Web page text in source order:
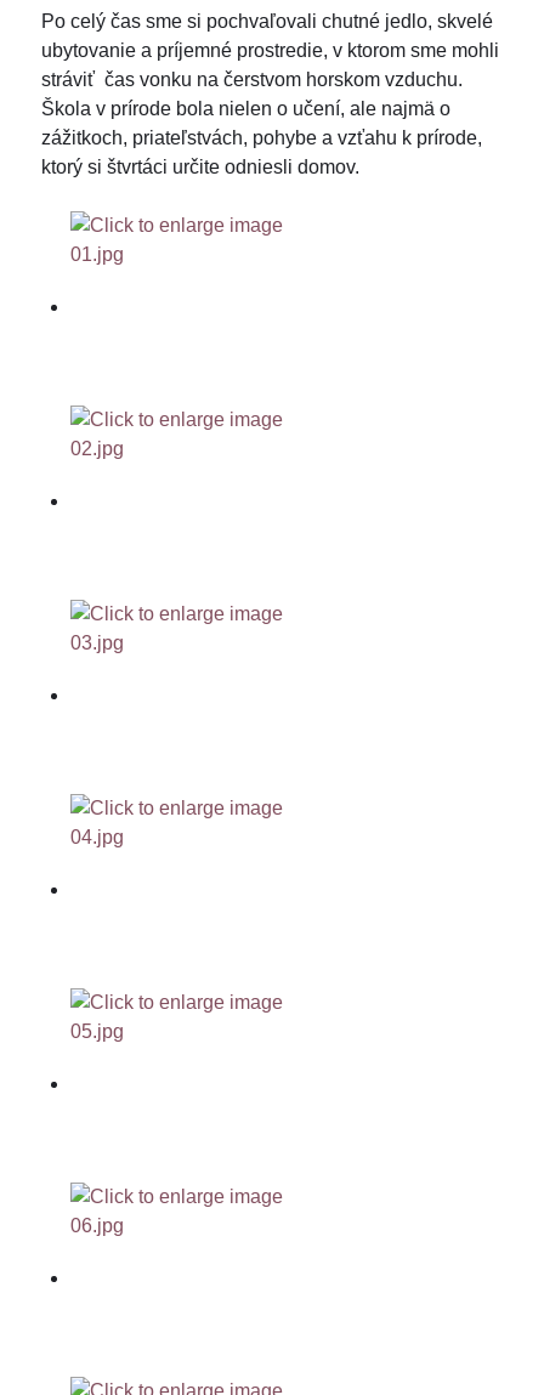
Po celý čas sme si pochvaľovali chutné jedlo, skvelé
ubytovanie a príjemné prostredie, v ktorom sme mohli
stráviť čas vonku na čerstvom horskom vzduchu.
Škola v prírode bola nielen o učení, ale najmä o
zážitkoch, priateľstvách, pohybe a vzťahu k prírode,
ktorý si štvrtáci určite odniesli domov.